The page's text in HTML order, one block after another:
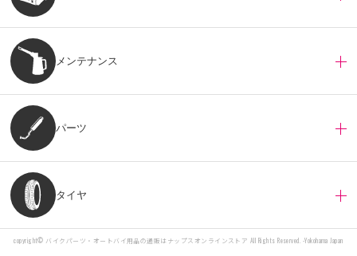
カートに入れる
メンテナンス
パーツ
タイヤ
copyright© バイクパーツ・オートバイ用品の通販はナップスオンラインストア All Rights Reserved. -Yokohama Japan